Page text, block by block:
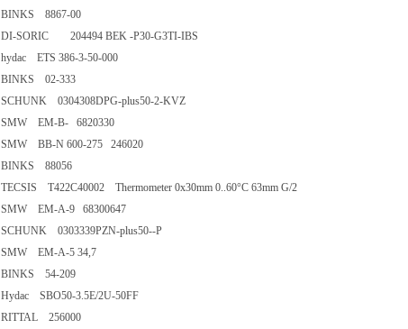
BINKS 8867-00
DI-SORIC 204494 BEK -P30-G3TI-IBS
hydac ETS 386-3-50-000
BINKS 02-333
SCHUNK 0304308DPG-plus50-2-KVZ
SMW EM-B- 6820330
SMW BB-N 600-275 246020
BINKS 88056
TECSIS T422C40002 Thermometer 0x30mm 0..60°C 63mm G/2
SMW EM-A-9 68300647
SCHUNK 0303339PZN-plus50--P
SMW EM-A-5 34,7
BINKS 54-209
Hydac SBO50-3.5E/2U-50FF
RITTAL 256000